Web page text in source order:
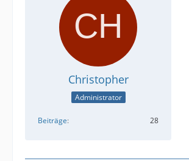
Christopher
Administrator
Beiträge 28